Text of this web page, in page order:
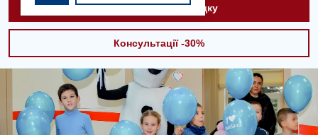
Викликати швидку
Консультації -30%